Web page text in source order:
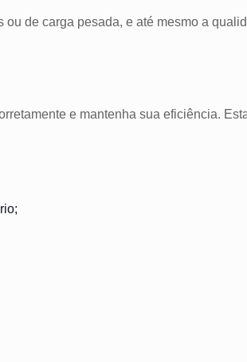
de carga pesada, e até mesmo a
e mantenha sua eficiência.